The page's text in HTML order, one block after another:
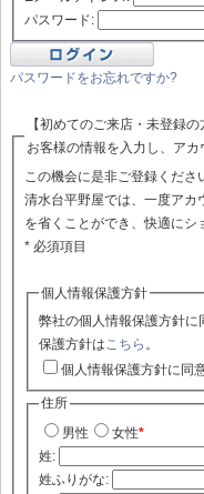
パスワード:
パスワードをお忘れですか?
【初めてのご来店・未登録の
お客様の情報を入力し、ア
この機会に是非ご登録くださ
清水台平野屋では、一度アカ
を省くことができ、快適に
* 必須項目
個人情報保護方針
弊社の個人情報保護方針
保護方針は こちら 。
個人情報保護方針に同
住所
男性
女性*
姓:
姓ふりがな: